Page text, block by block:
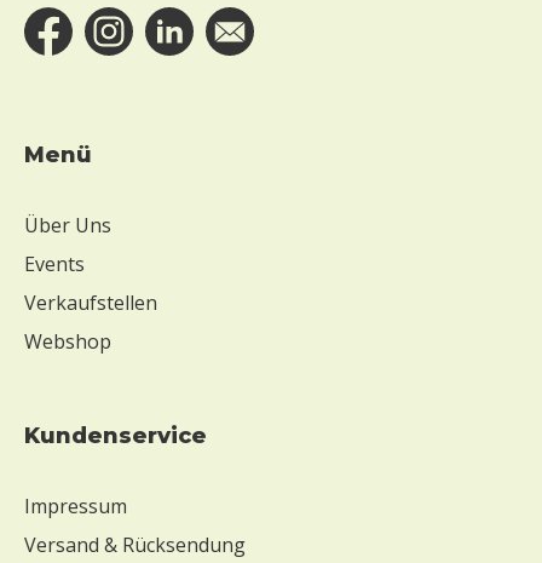
Menü
Über Uns
Events
Verkaufstellen
Webshop
Kundenservice
Impressum
Versand & Rücksendung